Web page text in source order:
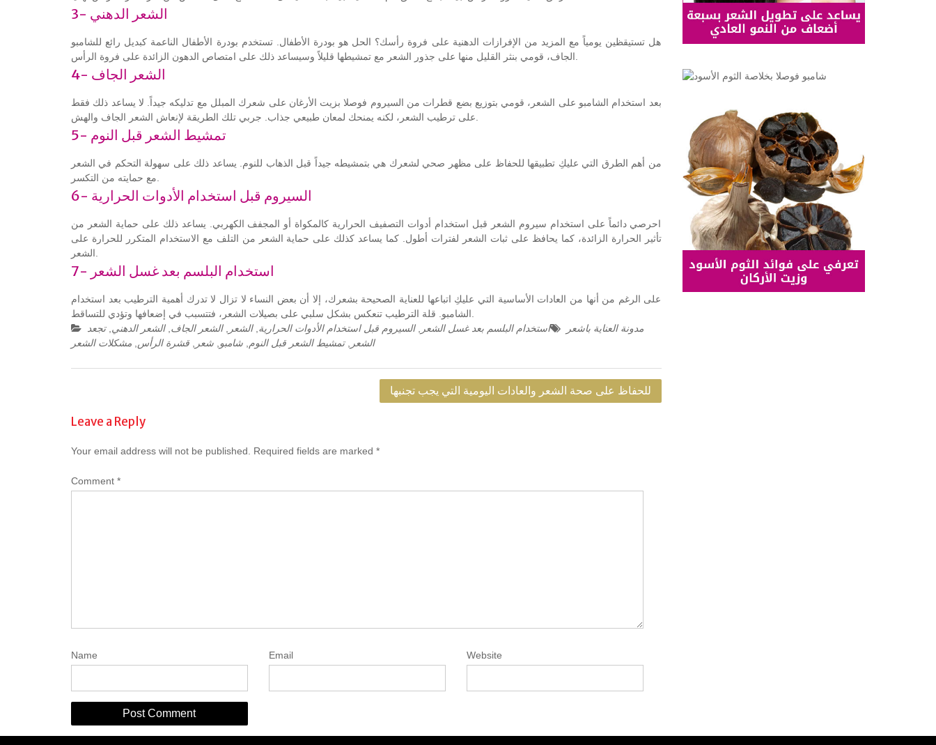
3- الشعر الدهني
هل تستيقظين يومياً مع المزيد من الإفرازات الدهنية على فروة رأسك؟ الحل هو بودرة الأطفال. تستخدم بودرة الأطفال الناعمة كبديل رائع للشامبو
4- الشعر الجاف
بعد استخدام الشامبو على الشعر، قومي بتوزيع بضع قطرات من السيروم فوصلا بزيت الأرغان على شعرك المبلل مع تدليكه جيداً. لا يساعد ذلك فقط
5- تمشيط الشعر قبل النوم
من أهم الطرق التي عليكِ تطبيقها للحفاظ على مظهر صحي لشعرك هي بتمشيطه جيداً قبل الذهاب للنوم. يساعد ذلك على سهولة التحكم في الشعر
6- السيروم قبل استخدام الأدوات الحرارية
احرصي دائماً على استخدام سيروم الشعر قبل استخدام أدوات التصفيف الحرارية كالمكواة أو المجفف الكهربي. يساعد ذلك على حماية الشعر من
تأثير الحرارة الزائدة، كما يحافظ على ثبات الشعر لفترات أطول. كما يساعد كذلك على حماية الشعر من التلف مع الاستخدام المتكرر للحرارة على
7- استخدام البلسم بعد غسل الشعر
على الرغم من أنها من العادات الأساسية التي عليكِ اتباعها للعناية الصحيحة بشعرك، إلا أن بعض النساء لا تزال لا تدرك أهمية الترطيب بعد استخدام
مدونة العناية باشعر
استخدام البلسم بعد غسل الشعر ,السيروم قبل استخدام الأدوات الحرارية ,الشعر ,الشعر الجاف ,الشعر الدهني ,تجعد
الشعر
,تمشيط الشعر قبل النوم شامبو شعر قشرة الرأس مشكلات الشعر
للحفاظ على صحة الشعر والعادات اليومية التي يجب تجنبها
Leave a Reply
Your email address will not be published. Required fields are marked *
Comment *
Name Email Website